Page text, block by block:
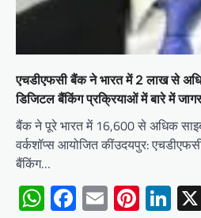
एचडीएफसी बैंक ने भारत में 2 लाख से
डिजिटल बैंकिंग प्रक्रियाओं में बारे में
बैंक ने पूरे भारत में 16,600 से अधिक
वर्कशॉप्स आयोजित कींउदयपुर:
बैंकिंग…
WhatsApp
Facebook
Email